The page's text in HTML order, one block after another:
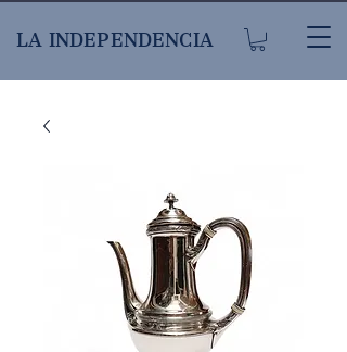
LA INDEPENDENCIA